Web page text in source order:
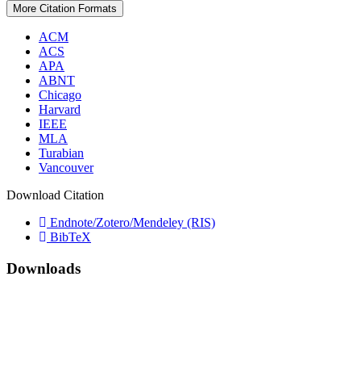
More Citation Formats
ACM
ACS
APA
ABNT
Chicago
Harvard
IEEE
MLA
Turabian
Vancouver
Download Citation
Endnote/Zotero/Mendeley (RIS)
BibTeX
Downloads